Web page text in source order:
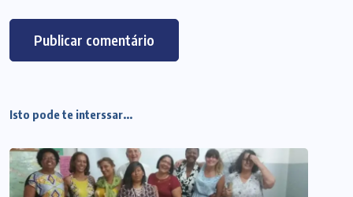
Isto pode te interssar...